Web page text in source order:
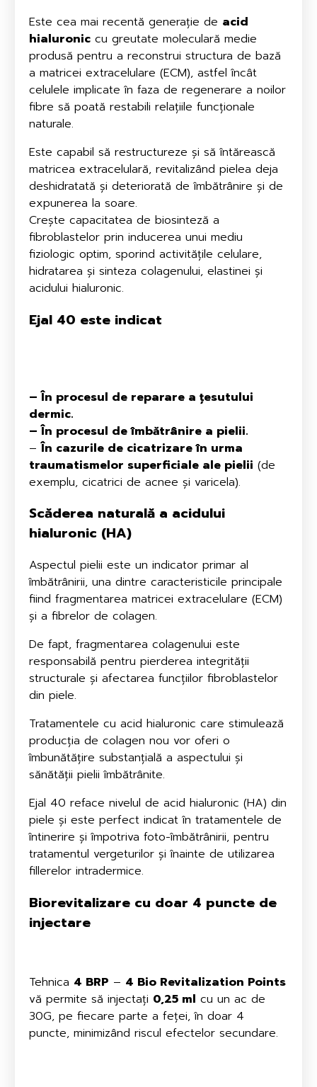
Este cea mai recentă generație de acid
hialuroniccu greutate moleculară medie
produsă pentru a reconstrui structura de bază
a matricei extracelulare (ECM), astfel încât
celulele implicate în faza de regenerare a noilor
fibre să poată restabili relațiile funcționale
naturale.
Este capabil să restructureze și să întărească
matricea extracelulară, revitalizând pielea deja
deshidratată și deteriorată de îmbătrânire și de
expunerea la soare.
Crește capacitatea de biosinteză a
fibroblastelor prin inducerea unui mediu
fiziologic optim, sporind activitățile celulare,
hidratarea și sinteza colagenului, elastinei și
acidului hialuronic.
Ejal 40 este indicat
– În procesul de reparare a țesutului
dermic.
– În procesul de îmbătrânire a pielii.
–În cazurile de cicatrizare în urma
traumatismelor superficiale ale pielii (de
exemplu, cicatrici de acnee și varicela).
Scăderea naturală a acidului
hialuronic (HA)
Aspectul pielii este un indicator primar al
îmbătrânirii, una dintre caracteristicile principale
fiind fragmentarea matricei extracelulare (ECM)
și a fibrelor de colagen.
De fapt, fragmentarea colagenului este
responsabilă pentru pierderea integrității
structurale și afectarea funcțiilor fibroblastelor
din piele.
Tratamentele cu acid hialuronic care stimulează
producția de colagen nou vor oferi o
îmbunătățire substanțială a aspectului și
sănătății pielii îmbătrânite.
Ejal 40 reface nivelul de acid hialuronic (HA) din
piele și este perfect indicat în tratamentele de
întinerire și împotriva foto-îmbătrânirii, pentru
tratamentul vergeturilor și înainte de utilizarea
fillerelor intradermice.
Biorevitalizare cu doar 4 puncte de
injectare
Tehnica 4 BRP – 4 Bio Revitalization Points
vă permite să injectați 0,25 ml cu un ac de
30G, pe fiecare parte a feței, în doar 4
puncte, minimizând riscul efectelor secundare.